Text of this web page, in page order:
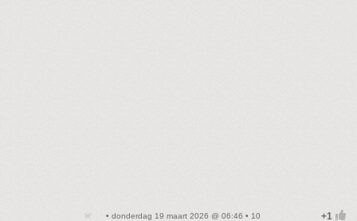
• donderdag 19 maart 2026 @ 06:46 • 10